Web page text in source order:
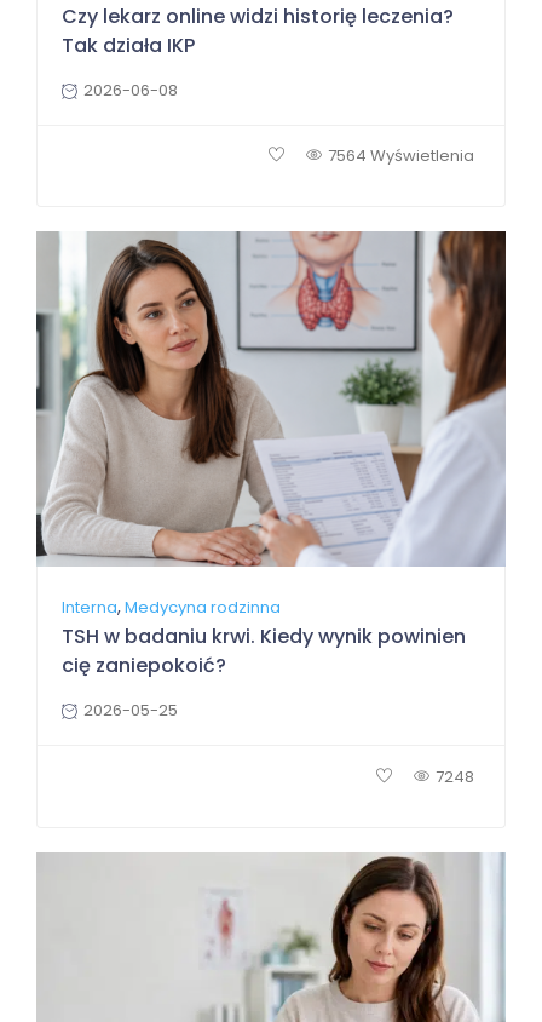
Czy lekarz online widzi historię leczenia?
Tak działa IKP
2026-06-08
7564 Wyświetlenia
Interna,Medycyna rodzinna
TSH w badaniu krwi. Kiedy wynik powinien
cię zaniepokoić?
2026-05-25
7248